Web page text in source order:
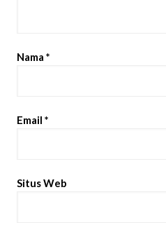
Nama *
Email *
Situs Web